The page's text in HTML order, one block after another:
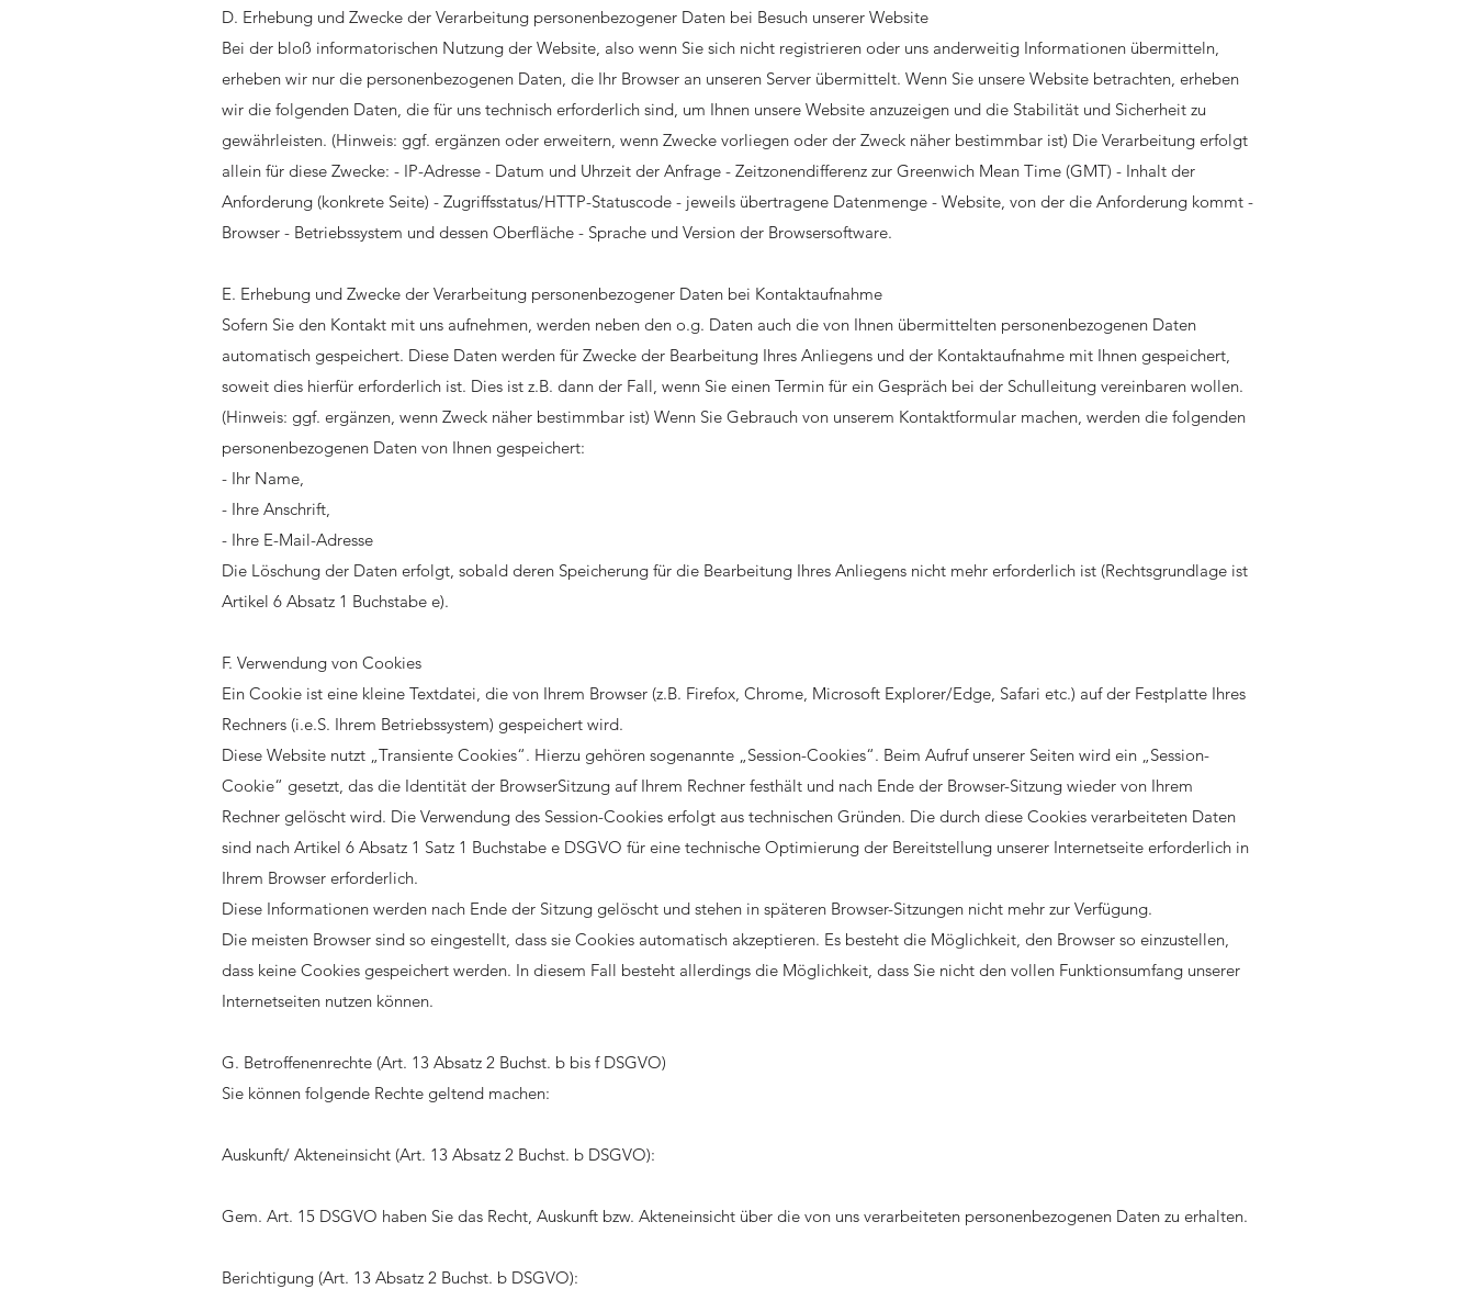
D. Erhebung und Zwecke der Verarbeitung personenbezogener Daten bei Besuch unserer Website
Bei der bloß informatorischen Nutzung der Website, also wenn Sie sich nicht registrieren oder uns anderweitig Informationen übermitteln,
erheben wir nur die personenbezogenen Daten, die Ihr Browser an unseren Server übermittelt. Wenn Sie unsere Website betrachten, erheben
wir die folgenden Daten, die für uns technisch erforderlich sind, um Ihnen unsere Website anzuzeigen und die Stabilität und Sicherheit zu
gewährleisten. (Hinweis: ggf. ergänzen oder erweitern, wenn Zwecke vorliegen oder der Zweck näher bestimmbar ist) Die Verarbeitung erfolgt
allein für diese Zwecke: - IP-Adresse - Datum und Uhrzeit der Anfrage - Zeitzonendifferenz zur Greenwich Mean Time (GMT) - Inhalt der
Anforderung (konkrete Seite) - Zugriffsstatus/HTTP-Statuscode - jeweils übertragene Datenmenge - Website, von der die Anforderung kommt -
Browser - Betriebssystem und dessen Oberfläche - Sprache und Version der Browsersoftware.
E. Erhebung und Zwecke der Verarbeitung personenbezogener Daten bei Kontaktaufnahme
Sofern Sie den Kontakt mit uns aufnehmen, werden neben den o.g. Daten auch die von Ihnen übermittelten personenbezogenen Daten
automatisch gespeichert. Diese Daten werden für Zwecke der Bearbeitung Ihres Anliegens und der Kontaktaufnahme mit Ihnen gespeichert,
soweit dies hierfür erforderlich ist. Dies ist z.B. dann der Fall, wenn Sie einen Termin für ein Gespräch bei der Schulleitung vereinbaren wollen.
(Hinweis: ggf. ergänzen, wenn Zweck näher bestimmbar ist) Wenn Sie Gebrauch von unserem Kontaktformular machen, werden die folgenden
personenbezogenen Daten von Ihnen gespeichert:
- Ihr Name,
- Ihre Anschrift,
- Ihre E-Mail-Adresse
Die Löschung der Daten erfolgt, sobald deren Speicherung für die Bearbeitung Ihres Anliegens nicht mehr erforderlich ist (Rechtsgrundlage ist
Artikel 6 Absatz 1 Buchstabe e).
F. Verwendung von Cookies
Ein Cookie ist eine kleine Textdatei, die von Ihrem Browser (z.B. Firefox, Chrome, Microsoft Explorer/Edge, Safari etc.) auf der Festplatte Ihres
Rechners (i.e.S. Ihrem Betriebssystem) gespeichert wird.
Diese Website nutzt „Transiente Cookies“. Hierzu gehören sogenannte „Session-Cookies“. Beim Aufruf unserer Seiten wird ein „Session-
Cookie“ gesetzt, das die Identität der BrowserSitzung auf Ihrem Rechner festhält und nach Ende der Browser-Sitzung wieder von Ihrem
Rechner gelöscht wird. Die Verwendung des Session-Cookies erfolgt aus technischen Gründen. Die durch diese Cookies verarbeiteten Daten
sind nach Artikel 6 Absatz 1 Satz 1 Buchstabe e DSGVO für eine technische Optimierung der Bereitstellung unserer Internetseite erforderlich in
Ihrem Browser erforderlich.
Diese Informationen werden nach Ende der Sitzung gelöscht und stehen in späteren Browser-Sitzungen nicht mehr zur Verfügung.
Die meisten Browser sind so eingestellt, dass sie Cookies automatisch akzeptieren. Es besteht die Möglichkeit, den Browser so einzustellen,
dass keine Cookies gespeichert werden. In diesem Fall besteht allerdings die Möglichkeit, dass Sie nicht den vollen Funktionsumfang unserer
Internetseiten nutzen können.
G. Betroffenenrechte (Art. 13 Absatz 2 Buchst. b bis f DSGVO)
Sie können folgende Rechte geltend machen:
Auskunft/ Akteneinsicht (Art. 13 Absatz 2 Buchst. b DSGVO):
Gem. Art. 15 DSGVO haben Sie das Recht, Auskunft bzw. Akteneinsicht über die von uns verarbeiteten personenbezogenen Daten zu erhalten.
Berichtigung (Art. 13 Absatz 2 Buchst. b DSGVO):